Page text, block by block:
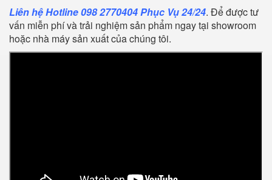
Liên hệ Hotline 098 2770404 Phục Vụ 24/24. Để được tư
vấn miễn phí và trải nghiệm sản phẩm ngay tại showroom
hoặc nhà máy sản xuất của chúng tôi.